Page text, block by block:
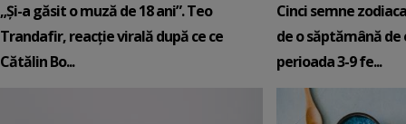
„Și-a găsit o muză de 18 ani”. Teo
Trandafir, reacție virală după ce ce
Cătălin Bo...
Cinci semne
de o săptămână de
perioada 3-9 fe...